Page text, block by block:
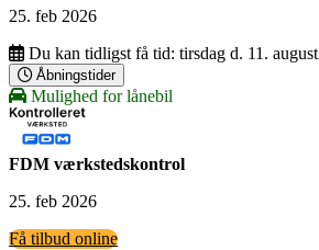
25. feb 2026
Du kan tidligst få tid: tirsdag d. 11. august
Åbningstider
Mulighed for lånebil
FDM værkstedskontrol
25. feb 2026
Få tilbud online